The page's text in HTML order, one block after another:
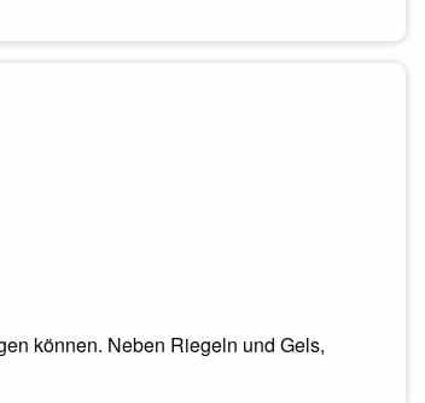
können. Neben Riegeln und Gels,